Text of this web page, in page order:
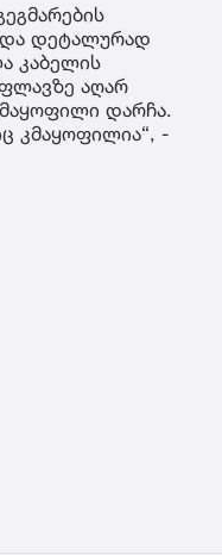
და დეტალურად
კაბელის
აღარ
დარჩა.
კმაყოფილია“, -